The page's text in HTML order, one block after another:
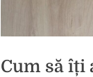
Cum să